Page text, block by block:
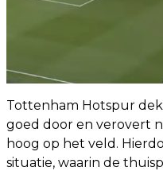
Tottenham Hotspur
goed door en verovert
hoog op het veld.
situatie, waarin de